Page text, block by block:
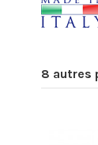
8 autres